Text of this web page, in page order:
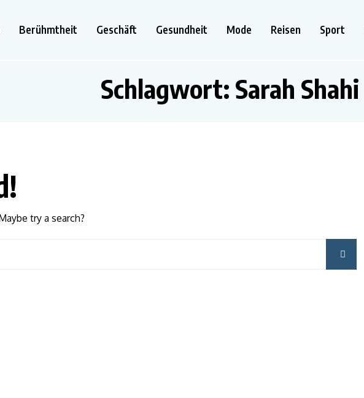
Berühmtheit Geschäft Gesundheit Mode Reisen Sport
Schlagwort: Sarah Shahi
try a search?